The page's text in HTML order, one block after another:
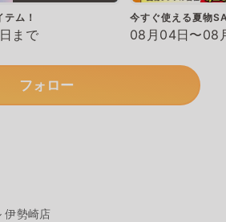
ム！
まで
今すぐ使える夏物
08月04日〜08
フォロー
伊勢崎店